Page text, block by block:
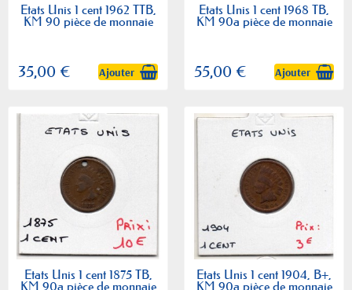
Etats Unis 1 cent 1962 TTB,
KM 90 pièce de monnaie
35,00 € Ajouter
Etats Unis 1 cent 1968 TB,
KM 90a pièce de monnaie
55,00 € Ajouter
Etats Unis 1 cent 1875 TB,
KM 90a pièce de monnaie
Etats Unis 1 cent 1904, B+,
KM 90a pièce de monnaie